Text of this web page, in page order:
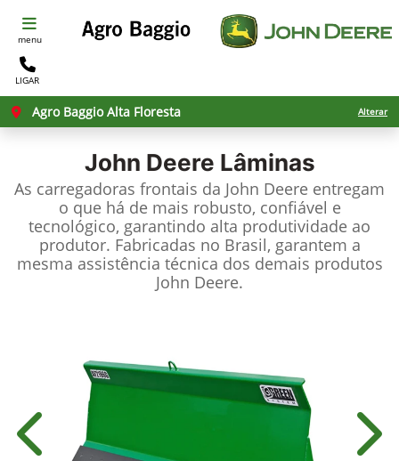
menu
LIGAR
Agro Baggio Alta Floresta Alterar
John Deere Lâminas
As carregadoras frontais da John Deere entregam
o que há de mais robusto, confiável e
tecnológico, garantindo alta produtividade ao
produtor. Fabricadas no Brasil, garantem a
mesma assistência técnica dos demais produtos
John Deere.
Anterior